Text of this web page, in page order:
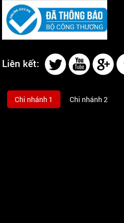
Liên kết:
Chi nhánh 1 Chi nhánh 2